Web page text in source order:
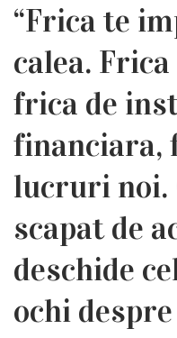
“Frica te
calea.
frica de
financiara,
lucruri noi.
scapat de
deschide
ochi